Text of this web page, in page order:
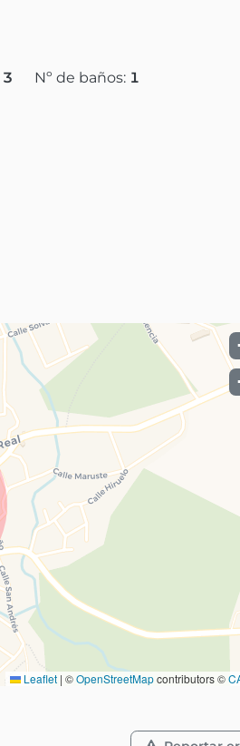
3 Nº de baños: 1
Leaflet | ©OpenStreetMapcontributors ©